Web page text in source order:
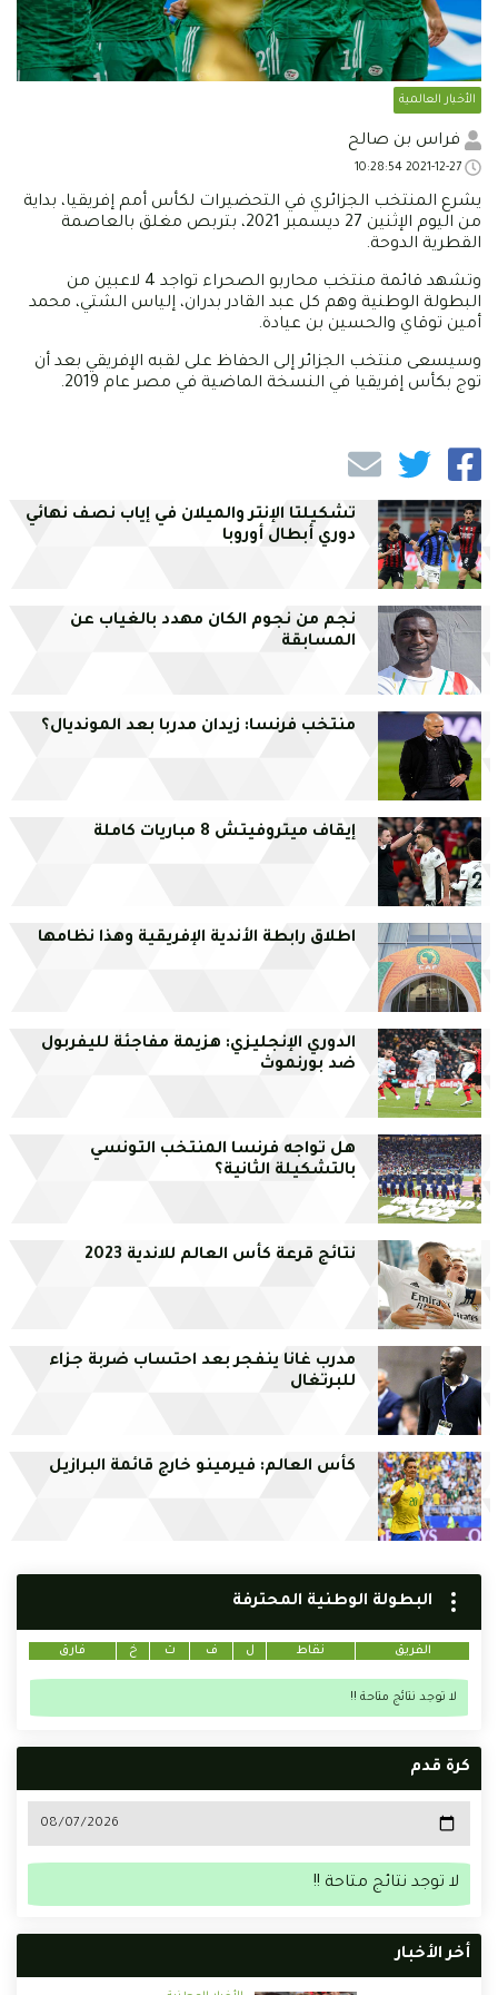
الأخبار العالمية
فراس بن صالح
يشرع المنتخب الجزائري في التحضيرات لكأس أمم إفريقيا، بداية
من اليوم الإثنين 27 ديسمبر 2021، بتربص مغلق بالعاصمة
القطرية الدوحة.
وتشهد قائمة منتخب محاربو الصحراء تواجد 4 لاعبين من
البطولة الوطنية وهم كل عبد القادر بدران، إلياس الشتي، محمد
أمين توقاي والحسين بن عيادة.
وسيسعى منتخب الجزائر إلى الحفاظ على لقبه الإفريقي بعد أن
توج بكأس إفريقيا في النسخة الماضية في مصر عام 2019.
تشكيلتا الإنتر والميلان في إياب نصف نهائي
دوري أبطال أوروبا
نجم من نجوم الكان مهدد بالغياب عن
المسابقة
منتخب فرنسا: زيدان مدربا بعد المونديال؟
إيقاف ميتروفيتش 8 مباريات كاملة
اطلاق رابطة الأندية الإفريقية وهذا نظامها
الدوري الإنجليزي: هزيمة مفاجئة لليفربول
ضد بورنموث
هل تواجه فرنسا المنتخب التونسي
بالتشكيلة الثانية؟
نتائج قرعة كأس العالم للاندية 2023
مدرب غانا ينفجر بعد احتساب ضربة جزاء
للبرتغال
كأس العالم: فيرمينو خارج قائمة البرازيل
البطولة الوطنية المحترفة
الفريق نقاط ل ف ت خ فارق
لا توجد نتائج متاحة !!
كرة قدم
لا توجد نتائج متاحة !!
أخر الأخبار